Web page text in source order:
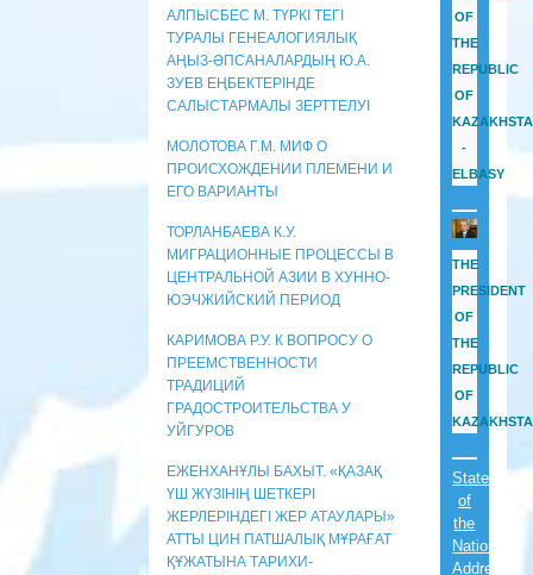
АЛПЫСБЕС М. ТҮРКІ ТЕГІ
ТУРАЛЫ ГЕНЕАЛОГИЯЛЫҚ
АҢЫЗ-ӘПСАНАЛАРДЫҢ Ю.А.
ЗУЕВ ЕҢБЕКТЕРІНДЕ
САЛЫСТАРМАЛЫ ЗЕРТТЕЛУІ
МОЛОТОВА Г.М. МИФ О
ПРОИСХОЖДЕНИИ ПЛЕМЕНИ И
ЕГО ВАРИАНТЫ
ТОРЛАНБАЕВА К.У.
МИГРАЦИОННЫЕ ПРОЦЕССЫ В
ЦЕНТРАЛЬНОЙ АЗИИ В ХУННО-
ЮЭЧЖИЙСКИЙ ПЕРИОД
КАРИМОВА Р.У. К ВОПРОСУ О
ПРЕЕМСТВЕННОСТИ
ТРАДИЦИЙ
ГРАДОСТРОИТЕЛЬСТВА У
УЙГУРОВ
ЕЖЕНХАНҰЛЫ БАХЫТ. «ҚАЗАҚ
ҮШ ЖҮЗІНІҢ ШЕТКЕРІ
ЖЕРЛЕРІНДЕГІ ЖЕР АТАУЛАРЫ»
АТТЫ ЦИН ПАТШАЛЫҚ МҰРАҒАТ
ҚҰЖАТЫНА ТАРИХИ-
OF
THE
REPUBLIC
OF
-
ELBASY
THE
PRESIDENT
OF
THE
REPUBLIC
OF
State
of
the
Nation
Address